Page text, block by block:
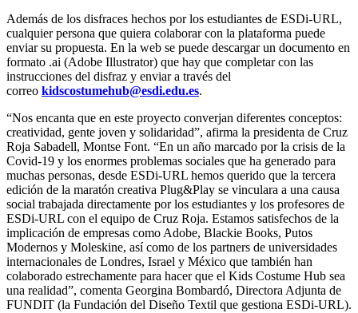
Además de los disfraces hechos por los estudiantes de ESDi-URL,
cualquier persona que quiera colaborar con la plataforma puede
enviar su propuesta. En la web se puede descargar un documento en
formato .ai (Adobe Illustrator) que hay que completar con las
instrucciones del disfraz y enviar a través del
correo kidscostumehub@esdi.edu.es.
“Nos encanta que en este proyecto converjan diferentes conceptos:
creatividad, gente joven y solidaridad”, afirma la presidenta de Cruz
Roja Sabadell, Montse Font. “En un año marcado por la crisis de la
Covid-19 y los enormes problemas sociales que ha generado para
muchas personas, desde ESDi-URL hemos querido que la tercera
edición de la maratón creativa Plug&Play se vinculara a una causa
social trabajada directamente por los estudiantes y los profesores de
ESDi-URL con el equipo de Cruz Roja. Estamos satisfechos de la
implicación de empresas como Adobe, Blackie Books, Putos
Modernos y Moleskine, así como de los partners de universidades
internacionales de Londres, Israel y México que también han
colaborado estrechamente para hacer que el Kids Costume Hub sea
una realidad”, comenta Georgina Bombardó, Directora Adjunta de
FUNDIT (la Fundación del Diseño Textil que gestiona ESDi-URL).